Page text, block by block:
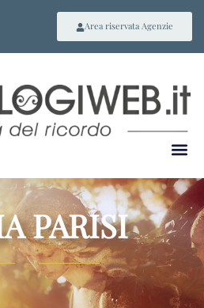
Area riservata Agenzie
PARISI
~